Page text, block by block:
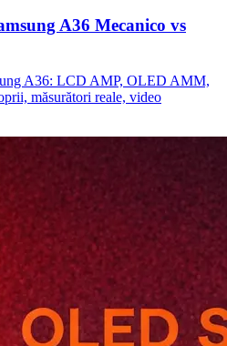
A36 Mecanico vs
A36: LCD AMP, OLED AMM,
măsurători reale, video